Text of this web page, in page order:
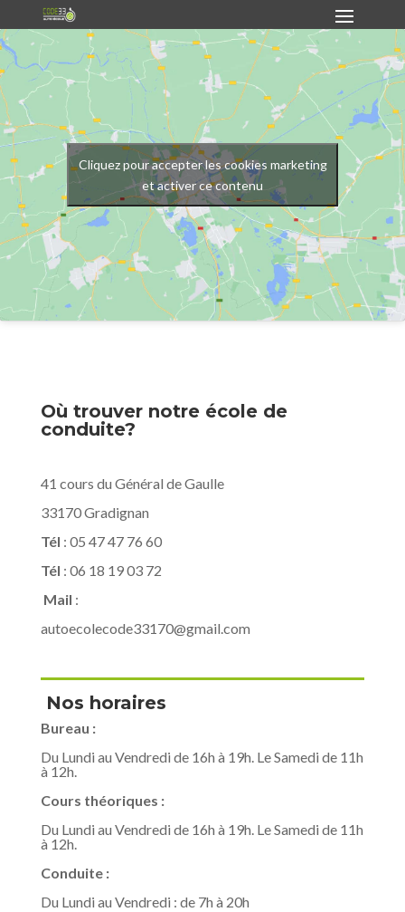
Cliquez pour accepter les cookies marketing
et activer ce contenu
Où trouver notre école de
conduite?
41 cours du Général de Gaulle
33170 Gradignan
Tél : 05 47 47 76 60
Tél : 06 18 19 03 72
Mail :
autoecolecode33170@gmail.com
Nos horaires
Bureau :
Du Lundi au Vendredi de 16h à 19h. Le Samedi de 11h
à 12h.
Cours théoriques :
Du Lundi au Vendredi de 16h à 19h. Le Samedi de 11h
à 12h.
Conduite :
Du Lundi au Vendredi : de 7h à 20h